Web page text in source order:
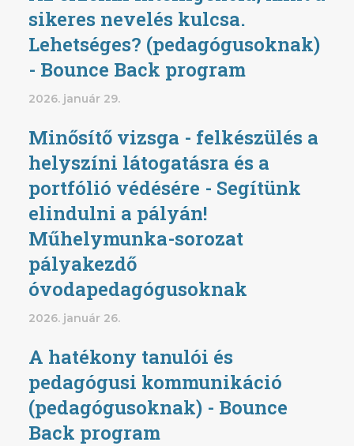
sikeres nevelés kulcsa.
Lehetséges? (pedagógusoknak)
- Bounce Back program
2026. január 29.
Minősítő vizsga - felkészülés a
helyszíni látogatásra és a
portfólió védésére - Segítünk
elindulni a pályán!
Műhelymunka-sorozat
pályakezdő
óvodapedagógusoknak
2026. január 26.
A hatékony tanulói és
pedagógusi kommunikáció
(pedagógusoknak) - Bounce
Back program